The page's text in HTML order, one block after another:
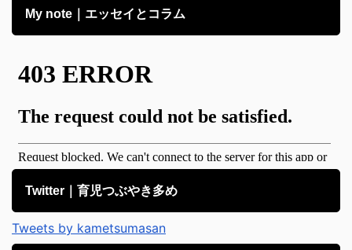
My note｜エッセイとコラム
Twitter｜育児つぶやき多め
Tweets by kametsumasan